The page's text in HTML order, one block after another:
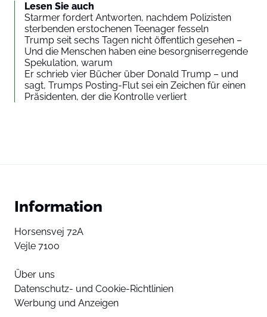
Lesen Sie auch
Starmer fordert Antworten, nachdem Polizisten
sterbenden erstochenen Teenager fesseln
Trump seit sechs Tagen nicht öffentlich gesehen –
Und die Menschen haben eine besorgniserregende
Spekulation, warum
Er schrieb vier Bücher über Donald Trump – und
sagt, Trumps Posting-Flut sei ein Zeichen für einen
Präsidenten, der die Kontrolle verliert
Information
Horsensvej 72A
Vejle 7100
Über uns
Datenschutz- und Cookie-Richtlinien
Werbung und Anzeigen